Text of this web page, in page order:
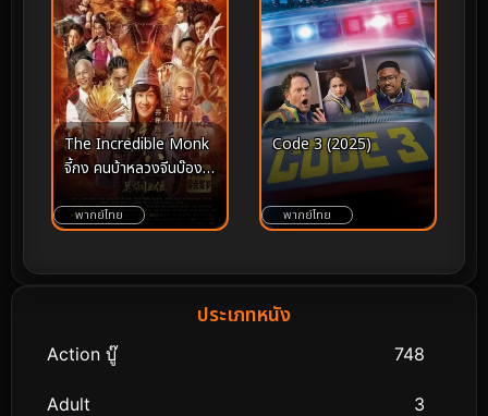
The Incredible Monk
จี้กง คนบ้าหลวงจีนบ๊องส์
ภาค 1 (2018)
พากย์ไทย
Code 3 (2025)
พากย์ไทย
ประเภทหนัง
Action บู๊ 748
Adult 3